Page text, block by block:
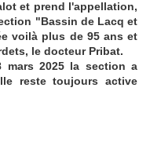
et prend l'appellation,
"Bassin de Lacq et
voilà plus de 95 ans et
le docteur Pribat.
2025 la section a
reste toujours active